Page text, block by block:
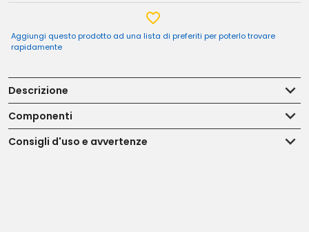
Aggiungi questo prodotto ad una lista di preferiti per poterlo trovare
rapidamente
Descrizione
Componenti
Consigli d'uso e avvertenze